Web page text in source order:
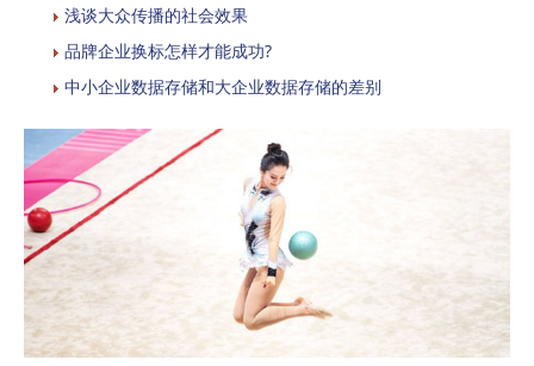
浅谈大众传播的社会效果
品牌企业换标怎样才能成功?
中小企业数据存储和大企业数据存储的差别